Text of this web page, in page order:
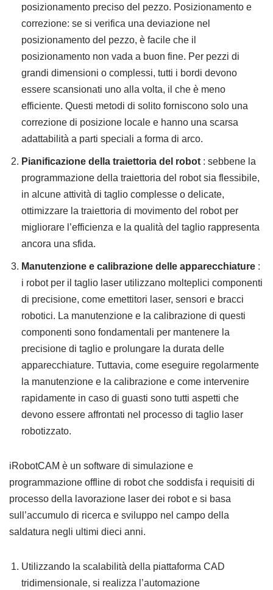
posizionamento preciso del pezzo. Posizionamento e
correzione: se si verifica una deviazione nel
posizionamento del pezzo, è facile che il
posizionamento non vada a buon fine. Per pezzi di
grandi dimensioni o complessi, tutti i bordi devono
essere scansionati uno alla volta, il che è meno
efficiente. Questi metodi di solito forniscono solo una
correzione di posizione locale e hanno una scarsa
adattabilità a parti speciali a forma di arco.
Pianificazione della traiettoria del robot : sebbene la
programmazione della traiettoria del robot sia flessibile,
in alcune attività di taglio complesse o delicate,
ottimizzare la traiettoria di movimento del robot per
migliorare l’efficienza e la qualità del taglio rappresenta
ancora una sfida.
Manutenzione e calibrazione delle apparecchiature :
i robot per il taglio laser utilizzano molteplici componenti
di precisione, come emettitori laser, sensori e bracci
robotici. La manutenzione e la calibrazione di questi
componenti sono fondamentali per mantenere la
precisione di taglio e prolungare la durata delle
apparecchiature. Tuttavia, come eseguire regolarmente
la manutenzione e la calibrazione e come intervenire
rapidamente in caso di guasti sono tutti aspetti che
devono essere affrontati nel processo di taglio laser
robotizzato.
iRobotCAM è un software di simulazione e
programmazione offline di robot che soddisfa i requisiti di
processo della lavorazione laser dei robot e si basa
sull’accumulo di ricerca e sviluppo nel campo della
saldatura negli ultimi dieci anni.
Utilizzando la scalabilità della piattaforma CAD
tridimensionale, si realizza l’automazione